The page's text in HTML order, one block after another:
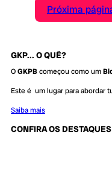
Próxima
GKP... O QUÊ?
OGKPBcomeçou como um
Este é um lugar para abordar
Saiba mais
CONFIRA OS